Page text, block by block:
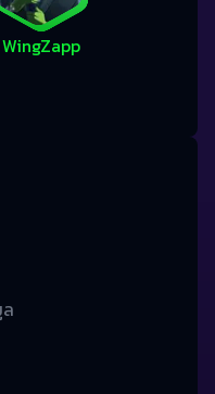
WingZapp